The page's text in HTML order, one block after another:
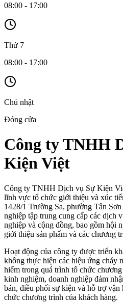
08:00 - 17:00
Thứ 7
08:00 - 17:00
Chủ nhật
Đóng cửa
Công ty TNHH
Kiện Việt
Công ty TNHH Dịch vụ Sự Kiện
lĩnh vực tổ chức giới thiệu và xúc
1428/1 Trường Sa, phường Tân
nghiệp tập trung cung cấp các dịch
nghiệp và cộng đồng, bao gồm hội
giới thiệu sản phẩm và các chương
Hoạt động của công ty được triển
không thực hiện các hiệu ứng cháy
hiểm trong quá trình tổ chức
kinh nghiệm, doanh nghiệp đảm
bản, điều phối sự kiện và hỗ trợ vận
chức chương trình của khách hàng.